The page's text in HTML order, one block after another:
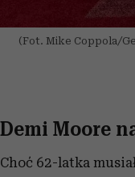
(Fot. Mike Coppola/
Demi Moore
Choć 62-latka